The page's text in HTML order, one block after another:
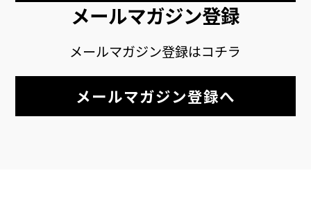
メールマガジン登録
メールマガジン登録はコチラ
メールマガジン登録へ